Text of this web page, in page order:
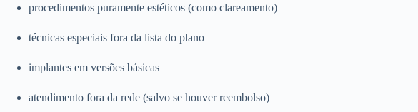
procedimentos puramente estéticos (como clareamento)
técnicas especiais fora da lista do plano
implantes em versões básicas
atendimento fora da rede (salvo se houver reembolso)